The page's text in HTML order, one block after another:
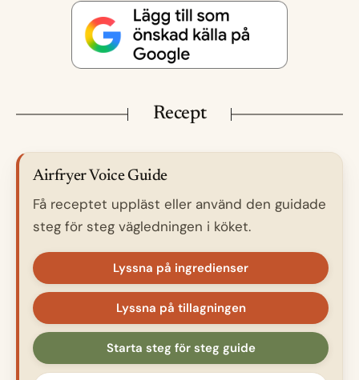
Recept
Airfryer Voice Guide
Få receptet uppläst eller använd den guidade
steg för steg vägledningen i köket.
Lyssna på ingredienser
Lyssna på tillagningen
Starta steg för steg guide